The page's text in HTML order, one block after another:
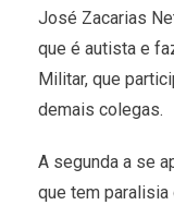
José Zacarias
que é autista e
Militar, que
demais colegas.
A segunda a se
que tem